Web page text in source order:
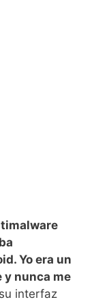
Yo era un
y nunca me
interfaz